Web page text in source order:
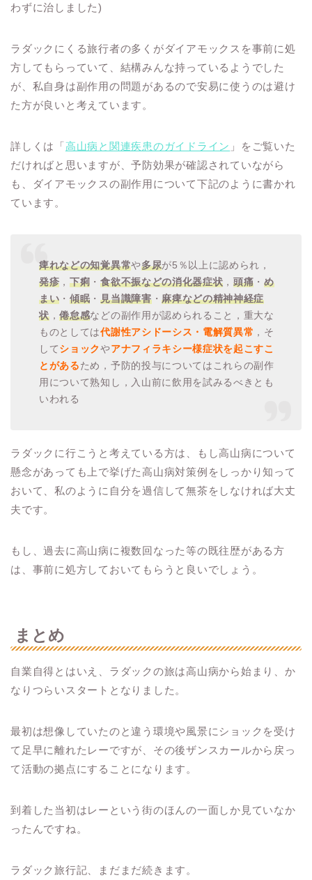
わずに治しました)
ラダックにくる旅行者の多くがダイアモックスを事前に処
方してもらっていて、結構みんな持っているようでした
が、私自身は副作用の問題があるので安易に使うのは避け
た方が良いと考えています。
詳しくは「高山病と関連疾患のガイドライン 」をご覧いた
だければと思いますが、予防効果が確認されていながら
も、ダイアモックスの副作用について下記のように書かれ
ています。
痺れなどの知覚異常や多尿が5％以上に認められ，
発疹 ，下痢 ・食欲不振などの消化器症状 ，頭痛 ・め
まい ・傾眠 ・見当識障害・麻痺などの精神神経症
状，倦怠感などの副作用が認められること，重大な
ものとしては代謝性アシドーシス・電解質異常 ，そ
して ショックやアナフィラキシー様症状を起こすこ
とがある ため，予防的投与についてはこれらの副作
用について熟知し，入山前に飲用を試みるべきとも
いわれる
ラダックに行こうと考えている方は、もし高山病について
懸念があっても上で挙げた高山病対策例をしっかり知って
おいて、私のように自分を過信して無茶をしなければ大丈
夫です。
もし、過去に高山病に複数回なった等の既往歴がある方
は、事前に処方しておいてもらうと良いでしょう。
まとめ
自業自得とはいえ、ラダックの旅は高山病から始まり、か
なりつらいスタートとなりました。
最初は想像していたのと違う環境や風景にショックを受け
て足早に離れたレーですが、その後ザンスカールから戻っ
て活動の拠点にすることになります。
到着した当初はレーという街のほんの一面しか見ていなか
ったんですね。
ラダック旅行記、まだまだ続きます。